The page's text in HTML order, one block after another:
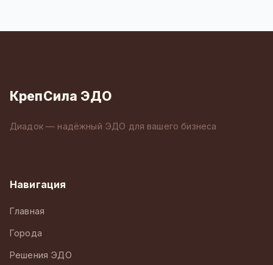
КрепСила ЭДО
Диадок — надёжный ЭДО для вашего бизнеса
Навигация
Главная
Города
Решения ЭДО